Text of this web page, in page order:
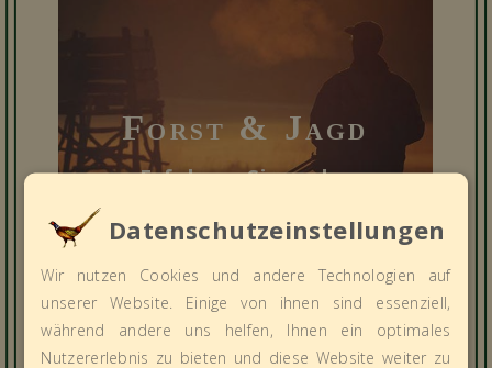
Forst & Jagd
Erfahren Sie mehr.
Datenschutzeinstellungen
Wir nutzen Cookies und andere Technologien auf
unserer Website. Einige von ihnen sind essenziell,
während andere uns helfen, Ihnen ein optimales
Nutzererlebnis zu bieten und diese Website weiter zu